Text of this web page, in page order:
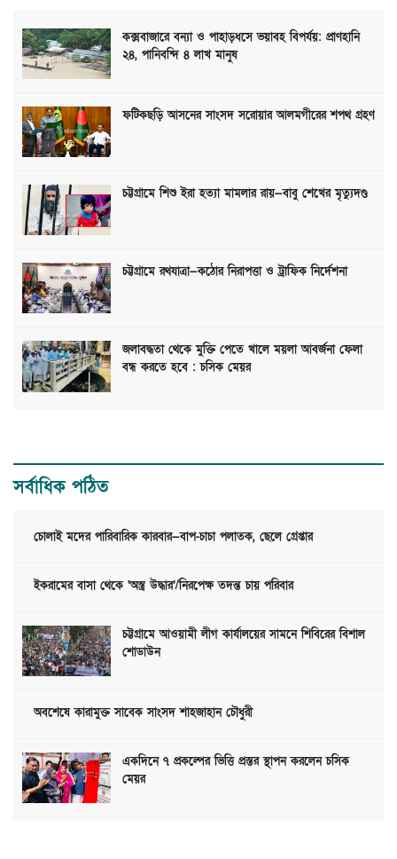
কক্সবাজারে বন্যা ও পাহাড়ধসে ভয়াবহ বিপর্যয়: প্রাণহানি
২৪, পানিবন্দি ৪ লাখ মানুষ
ফটিকছড়ি আসনের সাংসদ সরোয়ার আলমগীরের শপথ গ্রহণ
চট্টগ্রামে শিশু ইরা হত্যা মামলার রায়—বাবু শেখের মৃত্যুদণ্ড
চট্টগ্রামে রথযাত্রা—কঠোর নিরাপত্তা ও ট্রাফিক নির্দেশনা
জলাবদ্ধতা থেকে মুক্তি পেতে খালে ময়লা আবর্জনা ফেলা
বন্ধ করতে হবে : চসিক মেয়র
সর্বাধিক পঠিত
চোলাই মদের পারিবারিক কারবার—বাপ-চাচা পলাতক, ছেলে গ্রেপ্তার
ইকরামের বাসা থেকে ‘অস্ত্র উদ্ধার’/নিরপেক্ষ তদন্ত চায় পরিবার
চট্টগ্রামে আওয়ামী লীগ কার্যালয়ের সামনে শিবিরের বিশাল
শোডাউন
অবশেষে কারামুক্ত সাবেক সাংসদ শাহজাহান চৌধুরী
একদিনে ৭ প্রকল্পের ভিত্তি প্রস্তর স্থাপন করলেন চসিক
মেয়র